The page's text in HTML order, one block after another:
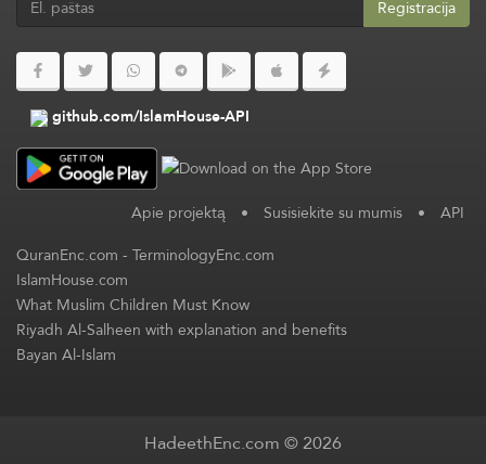
Registracija
github.com/IslamHouse-API
Apie projektą • Susisiekite su mumis • API
QuranEnc.com-TerminologyEnc.com
IslamHouse.com
What Muslim Children Must Know
Riyadh Al-Salheen with explanation and benefits
Bayan Al-Islam
HadeethEnc.com © 2026